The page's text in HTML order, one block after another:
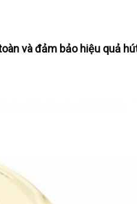
và đảm bảo hiệu quả